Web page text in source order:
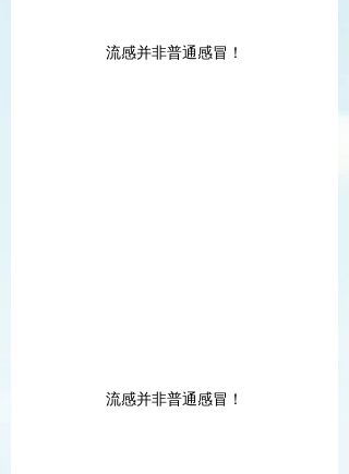
流感并非普通感冒！
流感并非普通感冒！